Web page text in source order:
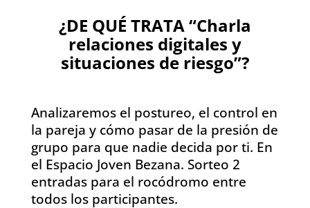
¿DE QUÉ TRATA “Charla
relaciones digitales y
situaciones de riesgo”?
Analizaremos el postureo, el control en
la pareja y cómo pasar de la presión de
grupo para que nadie decida por ti. En
el Espacio Joven Bezana. Sorteo 2
entradas para el rocódromo entre
todos los participantes.